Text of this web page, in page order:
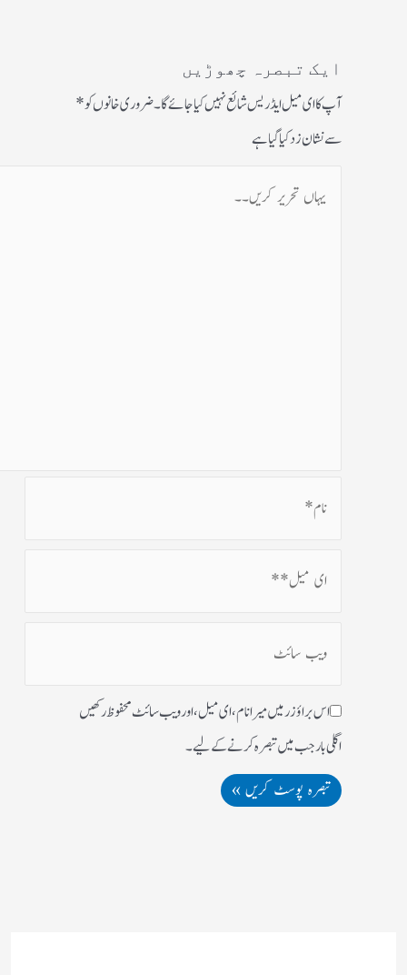
ایک تبصرہ چھوڑیں
آپ کا ای میل ایڈریس شائع نہیں کیا جائے گا۔ضروری خانوں کو*
سے نشان زد کیا گیا ہے
اس براؤزر میں میرا نام، ای میل، اور ویب سائٹ محفوظ رکھیں
اگلی بار جب میں تبصرہ کرنے کےلیے۔